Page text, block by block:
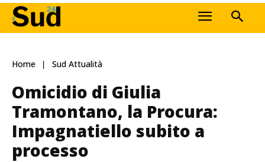
Home Sud Attualità
Omicidio di Giulia
Tramontano, la Procura:
Impagnatiello subito a
processo